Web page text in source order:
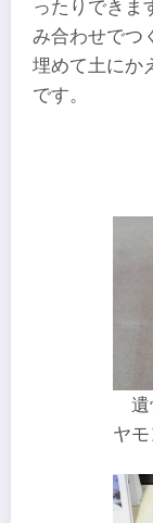
ったりできま
み合わせでつ
埋めて土にか
です。
ヤ